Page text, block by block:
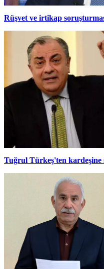
Rüşvet ve irtikap
Tuğrul Türkeş'ten kardeşine